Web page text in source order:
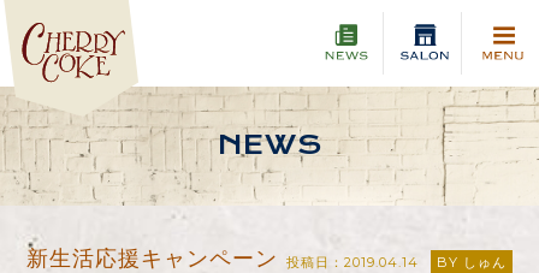
NEWS
新生活応援キャンペーン 投稿日：2019.04.14 BY しゅん